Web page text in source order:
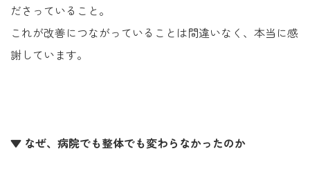
ださっていること。
これが改善につながっていることは間違いなく、本当に感
謝しています。
▼ なぜ、病院でも整体でも変わらなかったのか